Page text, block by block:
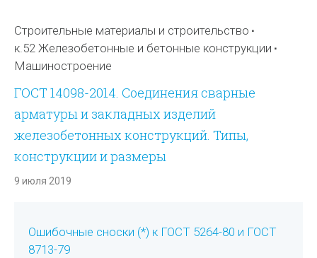
Строительные материалы и строительство
к.52 Железобетонные и бетонные конструкции
Машиностроение
ГОСТ 14098-2014. Соединения сварные
арматуры и закладных изделий
железобетонных конструкций. Типы,
конструкции и размеры
9 июля 2019
Ошибочные сноски (*) к ГОСТ 5264-80 и ГОСТ
8713-79